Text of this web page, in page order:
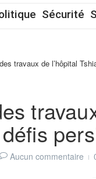
Sécurité
travaux de l’hôpital
Aucun commentaire